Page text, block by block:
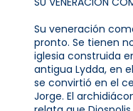
Su veneración
pronto. Se tienen
iglesia construida
antigua Lydda, en
se convirtió en el
Jorge. El